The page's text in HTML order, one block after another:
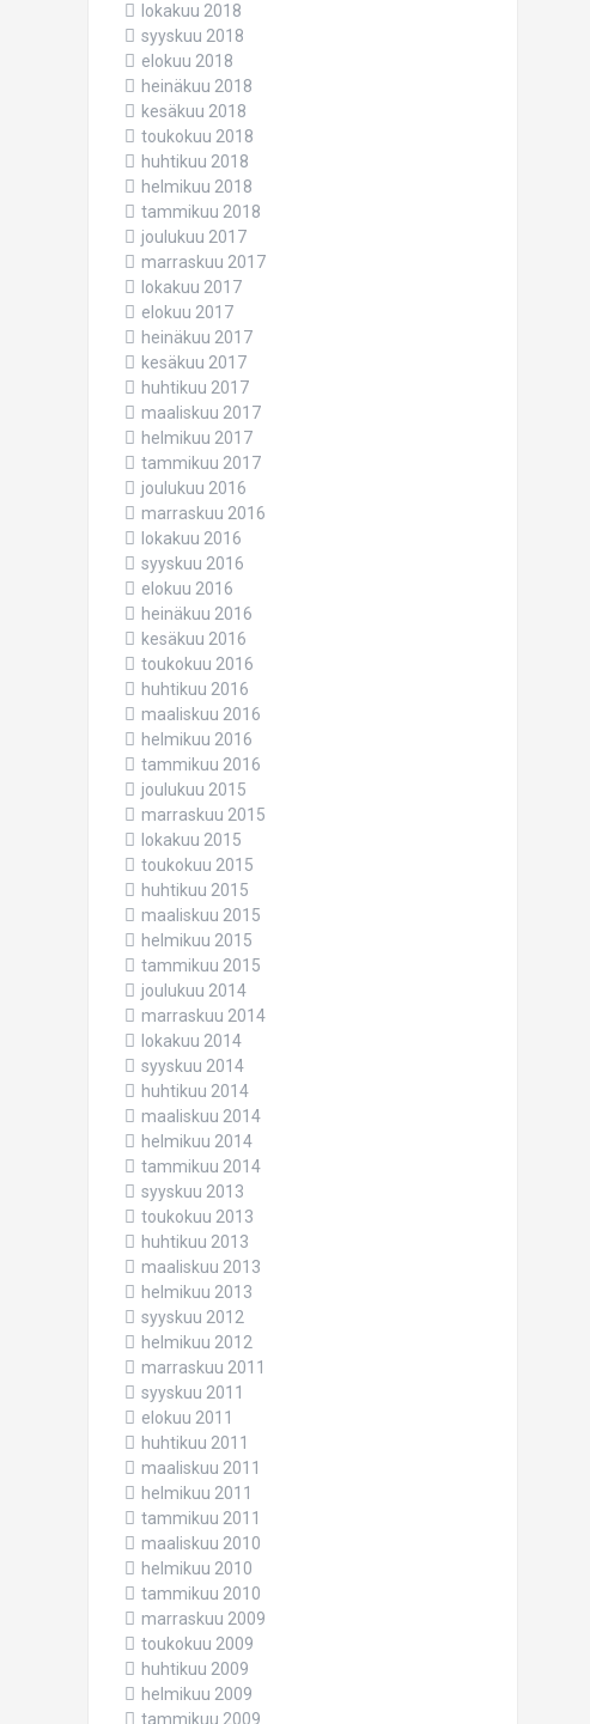
lokakuu 2018
syyskuu 2018
elokuu 2018
heinäkuu 2018
kesäkuu 2018
toukokuu 2018
huhtikuu 2018
helmikuu 2018
tammikuu 2018
joulukuu 2017
marraskuu 2017
lokakuu 2017
elokuu 2017
heinäkuu 2017
kesäkuu 2017
huhtikuu 2017
maaliskuu 2017
helmikuu 2017
tammikuu 2017
joulukuu 2016
marraskuu 2016
lokakuu 2016
syyskuu 2016
elokuu 2016
heinäkuu 2016
kesäkuu 2016
toukokuu 2016
huhtikuu 2016
maaliskuu 2016
helmikuu 2016
tammikuu 2016
joulukuu 2015
marraskuu 2015
lokakuu 2015
toukokuu 2015
huhtikuu 2015
maaliskuu 2015
helmikuu 2015
tammikuu 2015
joulukuu 2014
marraskuu 2014
lokakuu 2014
syyskuu 2014
huhtikuu 2014
maaliskuu 2014
helmikuu 2014
tammikuu 2014
syyskuu 2013
toukokuu 2013
huhtikuu 2013
maaliskuu 2013
helmikuu 2013
syyskuu 2012
helmikuu 2012
marraskuu 2011
syyskuu 2011
elokuu 2011
huhtikuu 2011
maaliskuu 2011
helmikuu 2011
tammikuu 2011
maaliskuu 2010
helmikuu 2010
tammikuu 2010
marraskuu 2009
toukokuu 2009
huhtikuu 2009
helmikuu 2009
tammikuu 2009